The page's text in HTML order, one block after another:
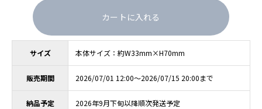
サイズ 本体サイズ：約W33mm×H70mm
販売期間 2026/07/01 12:00～2026/07/15 20:00まで
納品予定 2026年9月下旬以降順次発送予定
カートに入れる